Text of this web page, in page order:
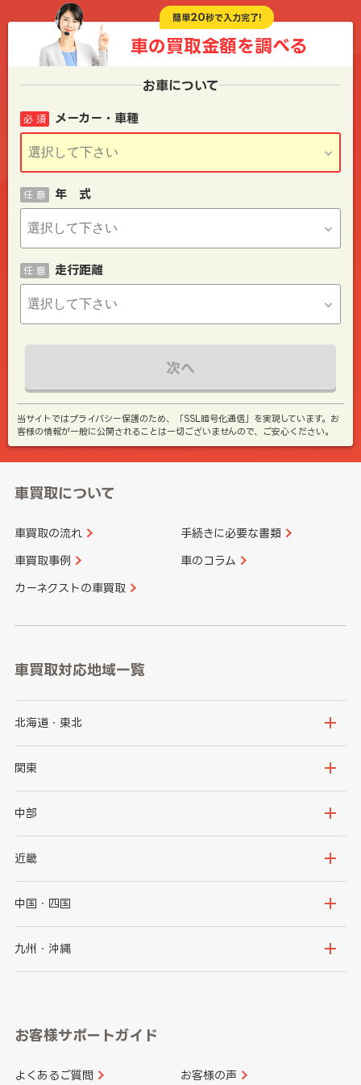
簡単20秒で入力完了!
車の買取金額を調べる
お車について
メーカー・車種
必 須
年 式
任 意
走行距離
任 意
次へ
当サイトではプライバシー保護のため、「SSL暗号化通信」を実現しています。お
客様の情報が一般に公開されることは一切ございませんので、ご安心ください。
車買取について
車買取の流れ 手続きに必要な書類
車買取事例 車のコラム
カーネクストの車買取
車買取対応地域一覧
北海道・東北
北海道
岩手県
秋田県
関東
茨城県
群馬県
千葉県
中部
新潟県
石川県
山梨県
愛知県
近畿
大阪府
京都府
和歌山県
中国・四国
鳥取県
山口県
香川県 愛媛県
九州・沖縄
長崎県
大分県 宮崎県
お客様サポートガイド
よくあるご質問 お客様の声